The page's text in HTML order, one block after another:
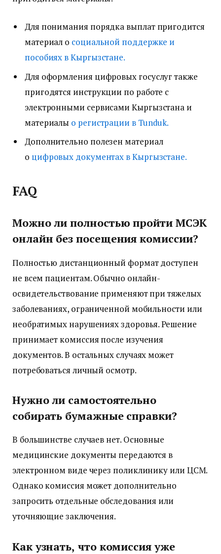
Для понимания порядка выплат пригодится
материал о социальной поддержке и
пособиях в Кыргызстане.
Для оформления цифровых госуслуг также
пригодятся инструкции по работе с
электронными сервисами Кыргызстана и
материалы о регистрации в Tunduk.
Дополнительно полезен материал
о цифровых документах в Кыргызстане.
FAQ
Можно ли полностью пройти МСЭК
онлайн без посещения комиссии?
Полностью дистанционный формат доступен
не всем пациентам. Обычно онлайн-
освидетельствование применяют при тяжелых
заболеваниях, ограниченной мобильности или
необратимых нарушениях здоровья. Решение
принимает комиссия после изучения
документов. В остальных случаях может
потребоваться личный осмотр.
Нужно ли самостоятельно
собирать бумажные справки?
В большинстве случаев нет. Основные
медицинские документы передаются в
электронном виде через поликлинику или ЦСМ.
Однако комиссия может дополнительно
запросить отдельные обследования или
уточняющие заключения.
Как узнать, что комиссия уже